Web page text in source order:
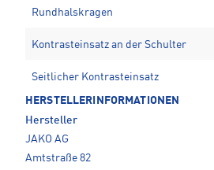
Rundhalskragen
Kontrasteinsatz an der Schulter
Seitlicher Kontrasteinsatz
HERSTELLERINFORMATIONEN
Hersteller
JAKO AG
Amtstraße 82